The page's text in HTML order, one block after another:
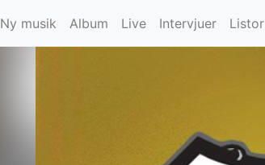
Ny musik Album Live Intervjuer Listor